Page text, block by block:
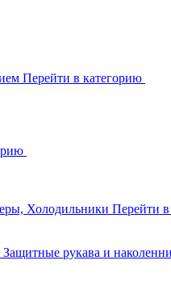
Перейти в категорию
Холодильники Перейти
Защитные рукава и